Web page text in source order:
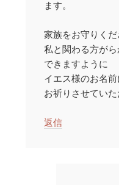
ます。
家族をお守りくだ
私と関わる方が
できますように
イエス様のお名
お祈りさせてい
返信